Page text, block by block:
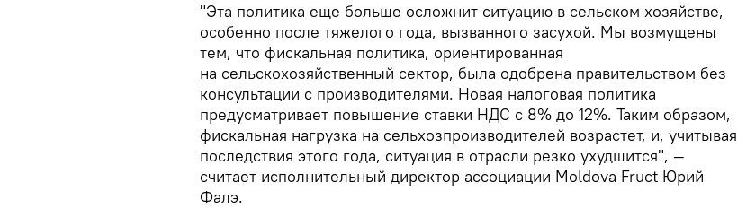
"Эта политика еще больше осложнит ситуацию в сельском хозяйстве,
особенно после тяжелого года, вызванного засухой. Мы возмущены
тем, что фискальная политика, ориентированная
на сельскохозяйственный сектор, была одобрена правительством без
консультации с производителями. Новая налоговая политика
предусматривает повышение ставки НДС с 8% до 12%. Таким образом,
фискальная нагрузка на сельхозпроизводителей возрастет, и, учитывая
последствия этого года, ситуация в отрасли резко ухудшится", —
считает исполнительный директор ассоциации Moldova Fruct Юрий
Фалэ.